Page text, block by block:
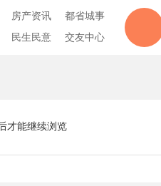
房产资讯
都省城事
民生民意 交友中心
才能继续浏览